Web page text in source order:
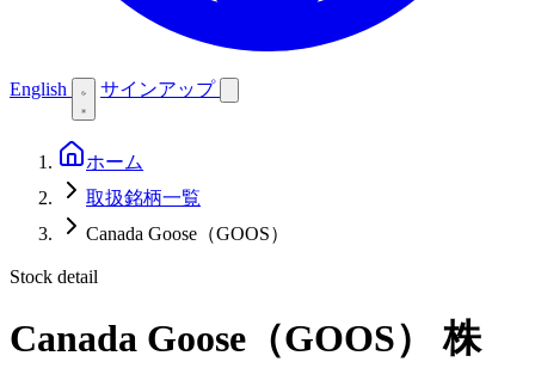
English サインアップ
ホーム
取扱銘柄一覧
Canada Goose（GOOS）
Stock detail
Canada Goose（GOOS）
株